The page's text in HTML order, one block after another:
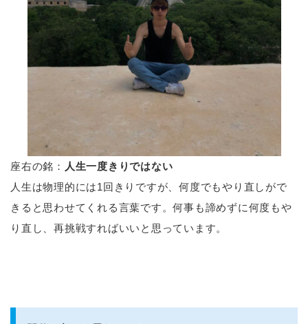
座右の銘： 人生一度きりではない
人生は物理的には1回きりですが、何度でもやり直しがで
きると思わせてくれる言葉です。何事も諦めずに何度もや
り直し、再挑戦すればいいと思っています。